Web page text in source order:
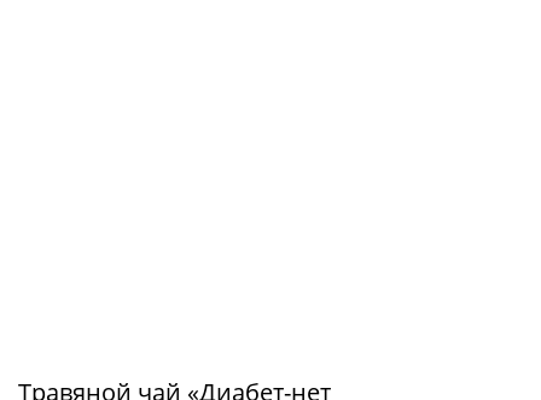
Травяной чай «Диабет-нет